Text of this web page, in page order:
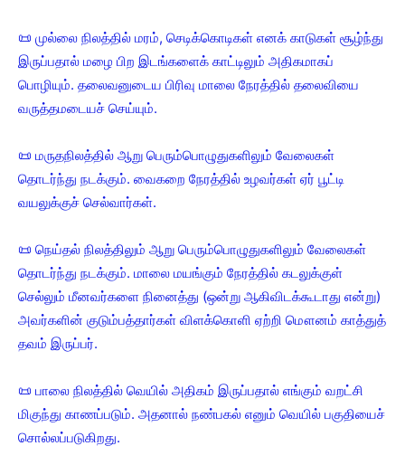
📜 முல்லை நிலத்தில் மரம், செடிக்கொடிகள் எனக் காடுகள் சூழ்ந்து
இருப்பதால் மழை பிற இடங்களைக் காட்டிலும் அதிகமாகப்
பொழியும். தலைவனுடைய பிரிவு மாலை நேரத்தில் தலைவியை
வருத்தமடையச் செய்யும்.
📜 மருதநிலத்தில் ஆறு பெரும்பொழுதுகளிலும் வேலைகள்
தொடர்ந்து நடக்கும். வைகறை நேரத்தில் உழவர்கள் ஏர் பூட்டி
வயலுக்குச் செல்வார்கள்.
📜 நெய்தல் நிலத்திலும் ஆறு பெரும்பொழுதுகளிலும் வேலைகள்
தொடர்ந்து நடக்கும். மாலை மயங்கும் நேரத்தில் கடலுக்குள்
செல்லும் மீனவர்களை நினைத்து (ஒன்று ஆகிவிடக்கூடாது என்று)
அவர்களின் குடும்பத்தார்கள் விளக்கொளி ஏற்றி மௌனம் காத்துத்
தவம் இருப்பர்.
📜 பாலை நிலத்தில் வெயில் அதிகம் இருப்பதால் எங்கும் வறட்சி
மிகுந்து காணப்படும். அதனால் நண்பகல் எனும் வெயில் பகுதியைச்
சொல்லப்படுகிறது.